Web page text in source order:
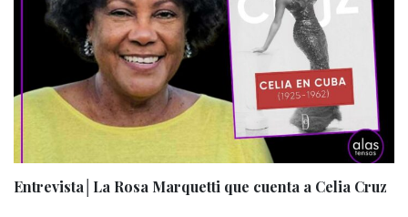
Entrevista│La Rosa Marquetti que cuenta a Celia Cruz